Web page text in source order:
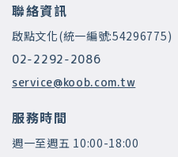
聯絡資訊
啟點文化(統一編號:54296775)
02-2292-2086
service@koob.com.tw
服務時間
週一至週五 10:00-18:00